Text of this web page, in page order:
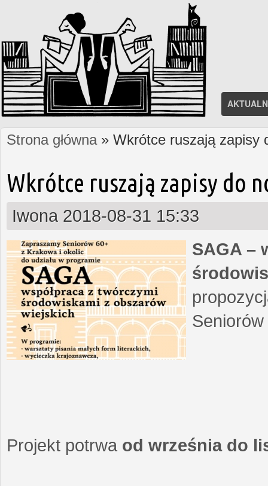
Jesteś tutaj
Strona główna» Wkrótce ruszają zapisy
Wkrótce ruszają zapisy do
Iwona 2018-08-31 15:33
SAGA –
Projekt potrwa od września do